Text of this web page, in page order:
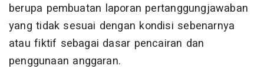
berupa pembuatan laporan pertanggungjawaban
yang tidak sesuai dengan kondisi sebenarnya
atau fiktif sebagai dasar pencairan dan
penggunaan anggaran.